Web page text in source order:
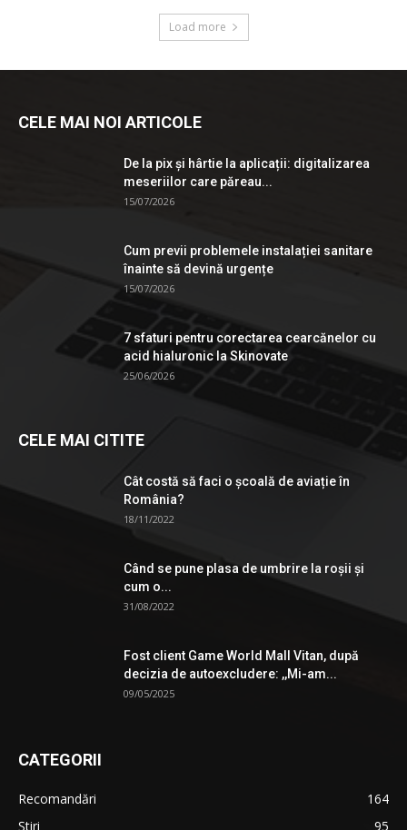
Load more
CELE MAI NOI ARTICOLE
De la pix şi hârtie la aplicații: digitalizarea
meseriilor care păreau...
15/07/2026
Cum previi problemele instalației sanitare
înainte să devină urgențe
15/07/2026
7 sfaturi pentru corectarea cearcănelor cu
acid hialuronic la Skinovate
25/06/2026
CELE MAI CITITE
Cât costă să faci o școală de aviație în
România?
18/11/2022
Când se pune plasa de umbrire la roşii şi
cum o...
31/08/2022
Fost client Game World Mall Vitan, după
decizia de autoexcludere: ,,Mi-am...
09/05/2025
CATEGORII
Recomandări
164
Știri
95